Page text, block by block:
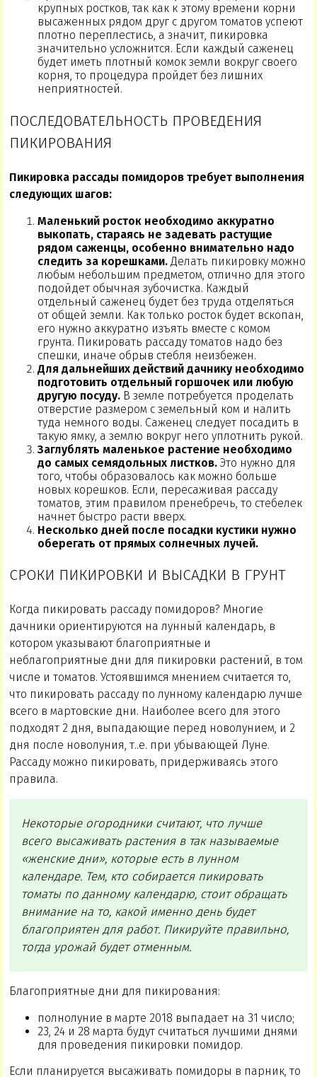
крупных ростков, так как к этому времени корни
высаженных рядом друг с другом томатов успеют
плотно переплестись, а значит, пикировка
значительно усложнится. Если каждый саженец
будет иметь плотный комок земли вокруг своего
корня, то процедура пройдет без лишних
неприятностей.
ПОСЛЕДОВАТЕЛЬНОСТЬ ПРОВЕДЕНИЯ
ПИКИРОВАНИЯ
Пикировка рассады помидоров требует выполнения
следующих шагов:
Маленький росток необходимо аккуратно
выкопать, стараясь не задевать растущие
рядом саженцы, особенно внимательно надо
следить за корешками. Делать пикировку можно
любым небольшим предметом, отлично для этого
подойдет обычная зубочистка. Каждый
отдельный саженец будет без труда отделяться
от общей земли. Как только росток будет вскопан,
его нужно аккуратно изъять вместе с комом
грунта. Пикировать рассаду томатов надо без
спешки, иначе обрыв стебля неизбежен.
Для дальнейших действий дачнику необходимо
подготовить отдельный горшочек или любую
другую посуду. В земле потребуется проделать
отверстие размером с земельный ком и налить
туда немного воды. Саженец следует посадить в
такую ямку, а землю вокруг него уплотнить рукой.
Заглублять маленькое растение необходимо
до самых семядольных листков. Это нужно для
того, чтобы образовалось как можно больше
новых корешков. Если, пересаживая рассаду
томатов, этим правилом пренебречь, то стебелек
начнет быстро расти вверх.
Несколько дней после посадки кустики нужно
оберегать от прямых солнечных лучей.
СРОКИ ПИКИРОВКИ И ВЫСАДКИ В ГРУНТ
Когда пикировать рассаду помидоров? Многие
дачники ориентируются на лунный календарь, в
котором указывают благоприятные и
неблагоприятные дни для пикировки растений, в том
числе и томатов. Устоявшимся мнением считается то,
что пикировать рассаду по лунному календарю лучше
всего в мартовские дни. Наиболее всего для этого
подходят 2 дня, выпадающие перед новолунием, и 2
дня после новолуния, т..е. при убывающей Луне.
Рассаду можно пикировать, придерживаясь этого
правила.
Некоторые огородники считают, что лучше
всего высаживать растения в так называемые
«женские дни», которые есть в лунном
календаре. Тем, кто собирается пикировать
томаты по данному календарю, стоит обращать
внимание на то, какой именно день будет
благоприятен для работ. Пикируйте правильно,
тогда урожай будет отменным.
Благоприятные дни для пикирования:
полнолуние в марте 2018 выпадает на 31 число;
23, 24 и 28 марта будут считаться лучшими днями
для проведения пикировки помидор.
Если планируется высаживать помидоры в парник, то